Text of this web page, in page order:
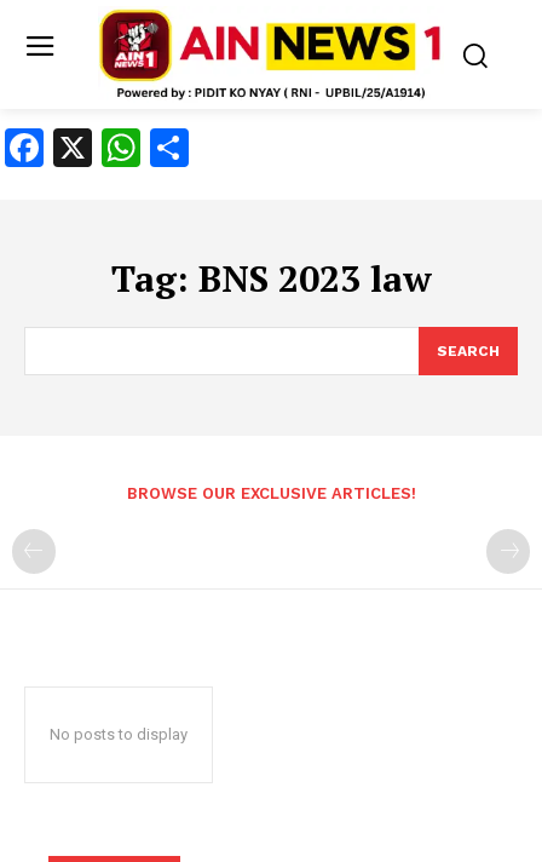
Facebook
X WhatsApp
Tag: BNS 2023 law
SEARCH
BROWSE OUR EXCLUSIVE ARTICLES!
No posts to display